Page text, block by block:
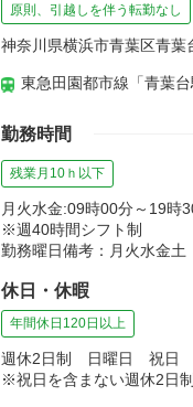
原則、引越しを伴う転勤なし
神奈川県横浜市青葉区青
東急田園都市線「青葉
勤務時間
残業月10ｈ以下
月火水金:09時00分～19時
※週40時間シフト制
勤務曜日備考：月火水金土
休日・休暇
年間休日120日以上
週休2日制 日曜日 祝日
※祝日を含まない週休2日制